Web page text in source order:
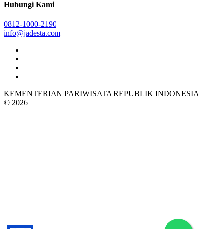
Hubungi Kami
0812-1000-2190
info@jadesta.com
KEMENTERIAN PARIWISATA REPUBLIK INDONESIA
© 2026